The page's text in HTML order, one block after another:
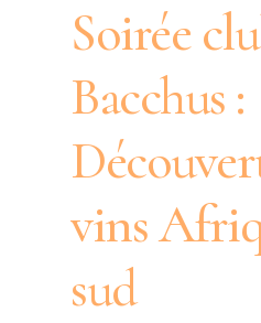
Soirée
Bacchus :
vins
sud